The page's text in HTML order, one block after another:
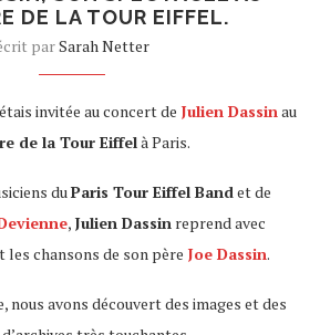
DE LA TOUR EIFFEL.
parSarah Netter
invitée au concert de Julien Dassinau
de la Tour Eiffelà Paris.
duParis Tour Eiffel Bandet de
, Julien Dassinreprend avec
les chansons de son père Joe Dassin.
nous avons découvert des images et des